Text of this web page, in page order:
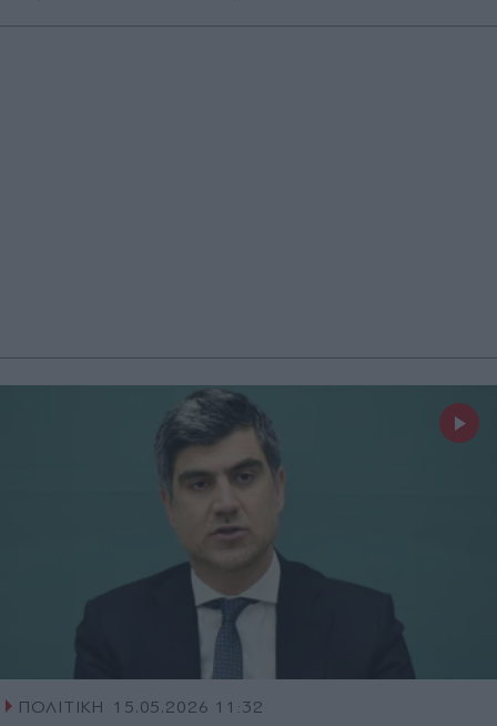
ΠΟΛΙΤΙΚΗ
15.05.2026 11:32